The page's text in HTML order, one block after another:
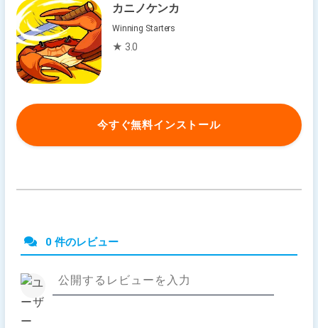
カニノケンカ
Winning Starters
★ 3.0
今すぐ無料インストール
0 件のレビュー